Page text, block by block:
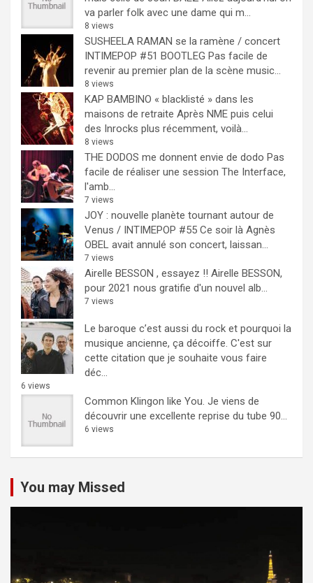
va parler folk avec une dame qui m...
8 views
SUSHEELA RAMAN se la ramène / concert
INTIMEPOP #51 BOOTLEG Pas facile de
revenir au premier plan de la scène music...
8 views
KAP BAMBINO « blacklisté » dans les
maisons de retraite Après NME puis celui
des Inrocks plus récemment, voilà...
8 views
THE DODOS me donnent envie de dodo Pas
facile de réaliser une session The Interface,
l'amb...
7 views
JOY : nouvelle planète tournant autour de
Venus / INTIMEPOP #55 Ce soir là Agnès
OBEL avait annulé son concert, laissan...
7 views
Airelle BESSON , essayez !! Airelle BESSON,
pour 2021 nous gratifie d'un nouvel alb...
7 views
Le baroque c’est aussi du rock et pourquoi la
musique ancienne, ça décoiffe. C'est sur
cette citation que je souhaite vous faire
déc...
6 views
Common Klingon like You. Je viens de
découvrir une excellente reprise du tube 90...
6 views
You may Missed